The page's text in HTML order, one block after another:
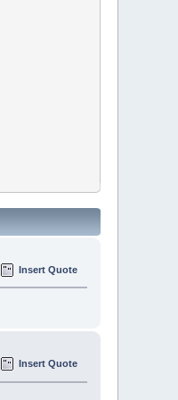
Insert Quote
Insert Quote